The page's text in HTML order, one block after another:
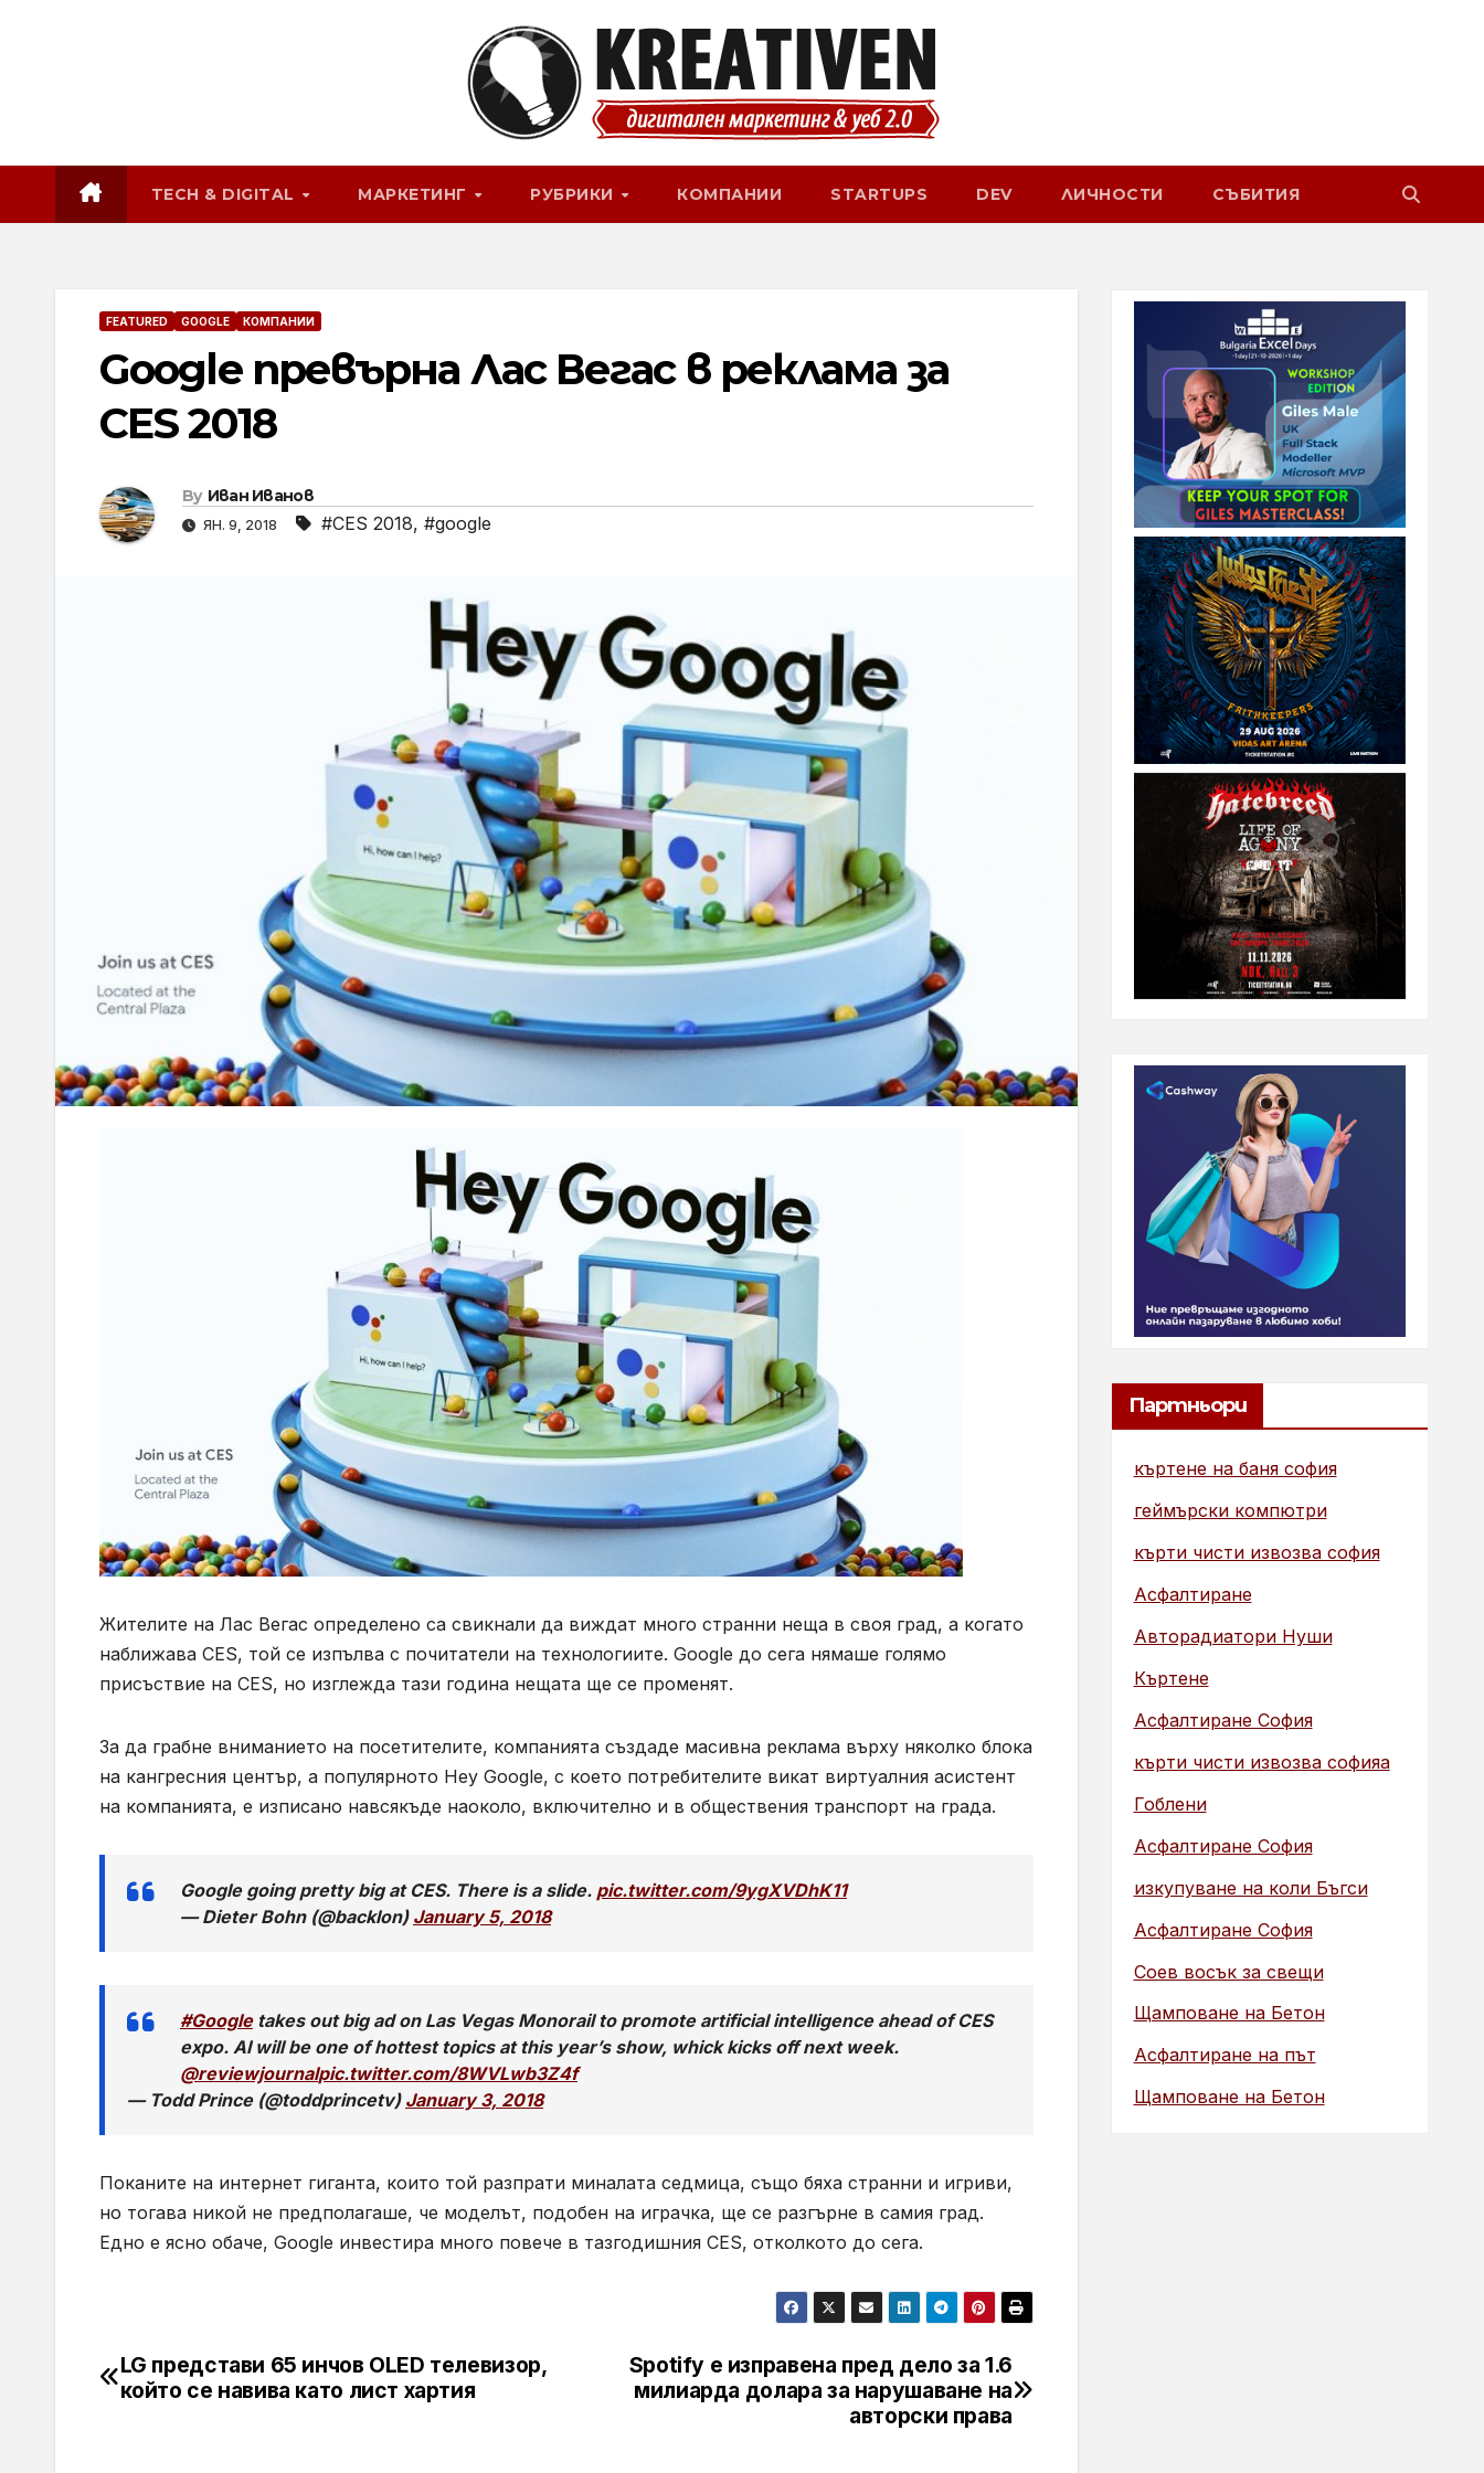
TECH & DIGITAL МАРКЕТИНГ РУБРИКИ КОМПАНИИ STARTUPS DEV ЛИЧНОСТИ СЪБИТИЯ
FEATURED GOOGLE КОМПАНИИ
Google превърна Лас Вегас в реклама за
CES 2018
By Иван Иванов
ЯН. 9, 2018 #CES 2018, #google
Жителите на Лас Вегас определено са свикнали да виждат много странни неща в своя град, а когато
наближава CES, той се изпълва с почитатели на технологиите. Google до сега нямаше голямо
присъствие на CES, но изглежда тази година нещата ще се променят.
За да грабне вниманието на посетителите, компанията създаде масивна реклама върху няколко блока
на кангресния център, а популярното Hey Google, с което потребителите викат виртуалния асистент
на компанията, е изписано навсякъде наоколо, включително и в обществения транспорт на града.
Google going pretty big at CES. There is a slide. pic.twitter.com/9ygXVDhK11
— Dieter Bohn (@backlon) January 5, 2018
#Googletakes out big ad on Las Vegas Monorail to promote artificial intelligence ahead of CES
expo. AI will be one of hottest topics at this year’s show, whick kicks off next week.
@reviewjournalpic.twitter.com/8WVLwb3Z4f
— Todd Prince (@toddprincetv) January 3, 2018
Поканите на интернет гиганта, които той разпрати миналата седмица, също бяха странни и игриви,
но тогава никой не предполагаше, че моделът, подобен на играчка, ще се разгърне в самия град.
Едно е ясно обаче, Google инвестира много повече в тазгодишния CES, отколкото до сега.
Навигация
Spotify е изправена пред дело за 1.6
милиарда долара за нарушаване на
авторски права
LG представи 65 инчов OLED телевизор,
който се навива като лист хартия
Партньори
къртене на баня софия
геймърски компютри
кърти чисти извозва софия
Асфалтиране
Авторадиатори Нуши
Къртене
Асфалтиране София
кърти чисти извозва софияа
Гоблени
Асфалтиране София
изкупуване на коли Бъгси
Асфалтиране София
Соев восък за свещи
Щамповане на Бетон
Асфалтиране на път
Щамповане на Бетон